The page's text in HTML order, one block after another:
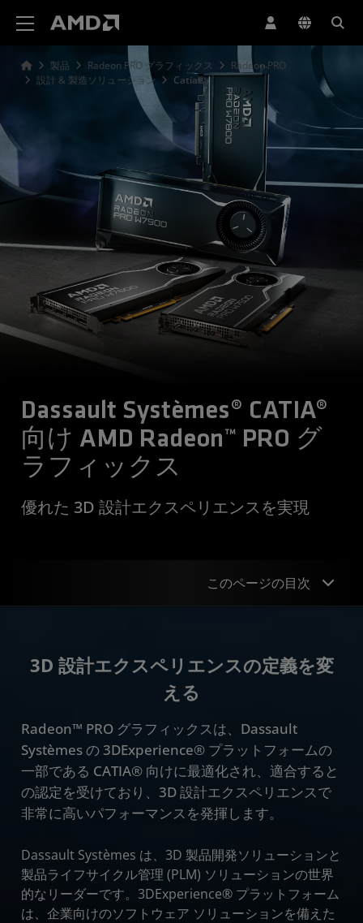
製品 Radeon PRO グラフィックス
Radeon PRO
設計 & 製造ソリューション
Catia®
Dassault Systèmes® CATIA®
向け AMD Radeon™ PRO グ
ラフィックス
優れた 3D 設計エクスペリエンスを実現
このページの目次
機能
3D 設計エクスペリエンスの定義を変
える
Radeon™ PRO グラフィックスは、Dassault
Systèmes の 3DExperience® プラットフォームの
一部である CATIA® 向けに最適化され、適合すると
の認定を受けており、3D 設計エクスペリエンスで
非常に高いパフォーマンスを発揮します。
Dassault Systèmes は、3D 製品開発ソリューションと
製品ライフサイクル管理 (PLM) ソリューションの世界
的なリーダーです。3DExperience® プラットフォーム
は、企業向けのソフトウェア ソリューションを備えた